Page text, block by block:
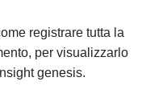
registrare tutta la
per visualizzarlo
genesis.